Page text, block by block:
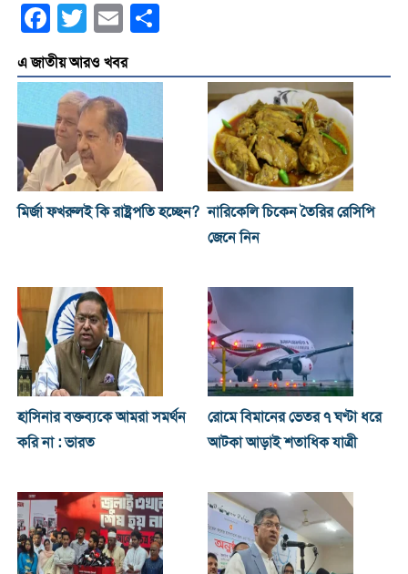
Facebook
Twitter Email
এ জাতীয় আরও খবর
মির্জা ফখরুলই কি রাষ্ট্রপতি হচ্ছেন? নারিকেলি চিকেন তৈরির রেসিপি
জেনে নিন
হাসিনার বক্তব্যকে আমরা সমর্থন
করি না : ভারত
রোমে বিমানের ভেতর ৭ ঘণ্টা ধরে
আটকা আড়াই শতাধিক যাত্রী